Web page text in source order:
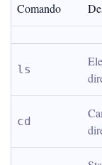
Comando
ls
cd